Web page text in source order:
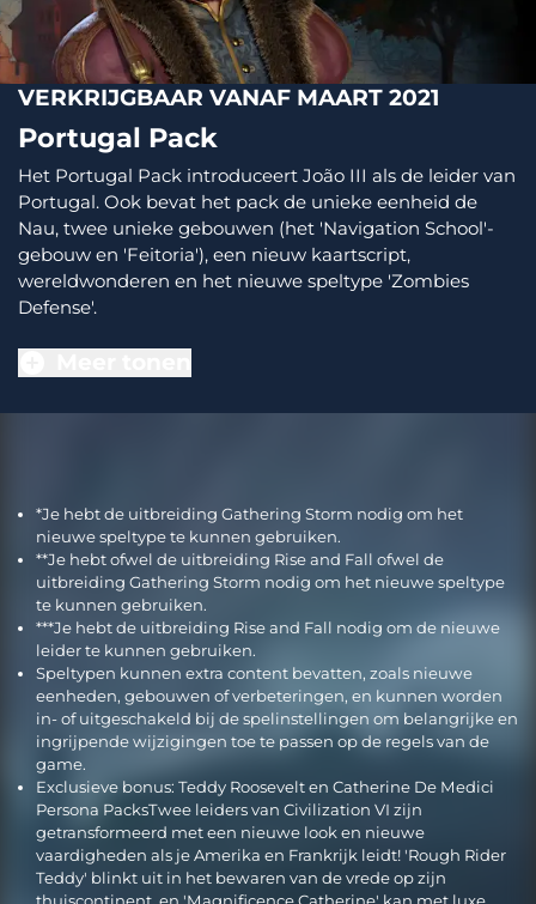
VERKRIJGBAAR VANAF MAART 2021
Portugal Pack
Het Portugal Pack introduceert João III als de leider van
Portugal. Ook bevat het pack de unieke eenheid de
Nau, twee unieke gebouwen (het 'Navigation School'-
gebouw en 'Feitoria'), een nieuw kaartscript,
wereldwonderen en het nieuwe speltype 'Zombies
Defense'.
*Je hebt de uitbreiding Gathering Storm nodig om het
nieuwe speltype te kunnen gebruiken.
**Je hebt ofwel de uitbreiding Rise and Fall ofwel de
uitbreiding Gathering Storm nodig om het nieuwe speltype
te kunnen gebruiken.
***Je hebt de uitbreiding Rise and Fall nodig om de nieuwe
leider te kunnen gebruiken.
Speltypen kunnen extra content bevatten, zoals nieuwe
eenheden, gebouwen of verbeteringen, en kunnen worden
in- of uitgeschakeld bij de spelinstellingen om belangrijke en
ingrijpende wijzigingen toe te passen op de regels van de
game.
Exclusieve bonus: Teddy Roosevelt en Catherine De Medici
Persona PacksTwee leiders van Civilization VI zijn
getransformeerd met een nieuwe look en nieuwe
vaardigheden als je Amerika en Frankrijk leidt! 'Rough Rider
Teddy' blinkt uit in het bewaren van de vrede op zijn
thuiscontinent, en 'Magnificence Catherine' kan met luxe